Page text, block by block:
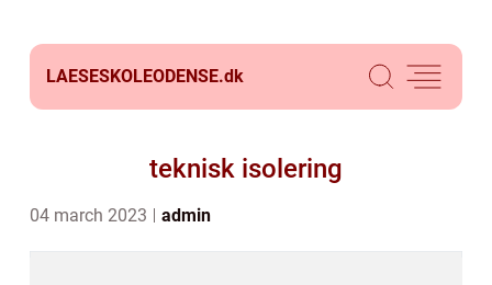
LAESESKOLEODENSE.dk
teknisk isolering
04 march 2023 admin